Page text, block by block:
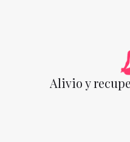
Alivio y